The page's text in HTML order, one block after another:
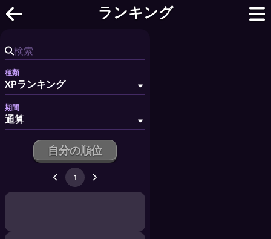
ランキング
シーヴィング | ランキング
種類
期間
自分の順位
1